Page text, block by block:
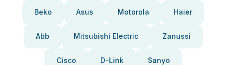
Beko Asus Motorola Haier
Abb Mitsubishi Electric Zanussi
Cisco D-Link Sanyo